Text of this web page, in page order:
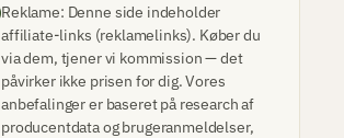
Reklame: Denne side indeholder
affiliate-links (reklamelinks). Køber du
via dem, tjener vi kommission — det
påvirker ikke prisen for dig. Vores
anbefalinger er baseret på research af
producentdata og brugeranmeldelser,